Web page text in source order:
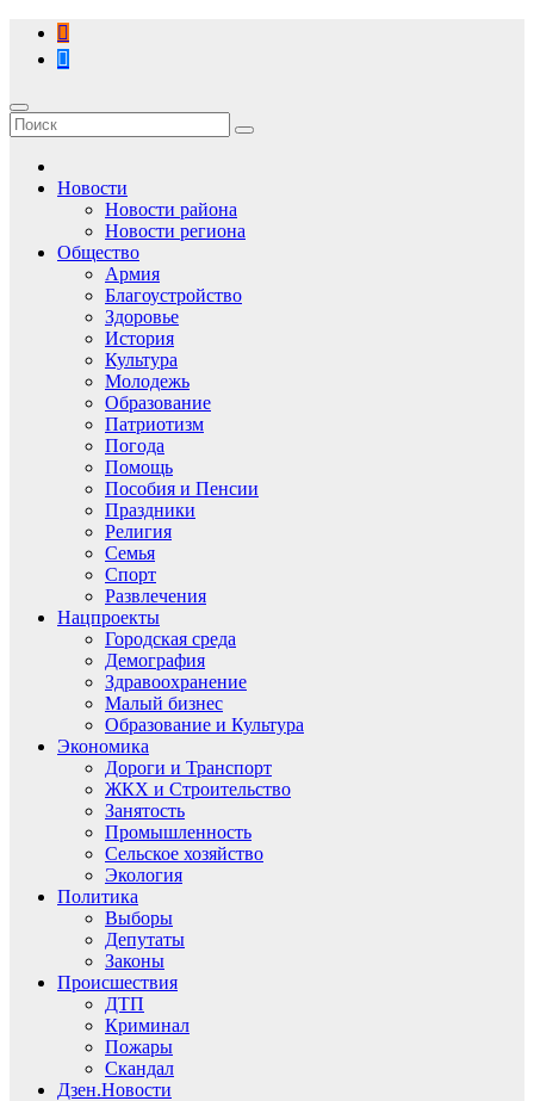
Перейти
содержимому
Новости
Новости района
Новости региона
Общество
Армия
Благоустройство
Здоровье
История
Культура
Молодежь
Образование
Патриотизм
Погода
Помощь
Пособия и Пенсии
Праздники
Религия
Семья
Спорт
Развлечения
Нацпроекты
Городская среда
Демография
Здравоохранение
Малый бизнес
Образование и Культура
Экономика
Дороги и Транспорт
ЖКХ и Строительство
Занятость
Промышленность
Сельское хозяйство
Экология
Политика
Выборы
Депутаты
Законы
Происшествия
ДТП
Криминал
Пожары
Скандал
Дзен.Новости